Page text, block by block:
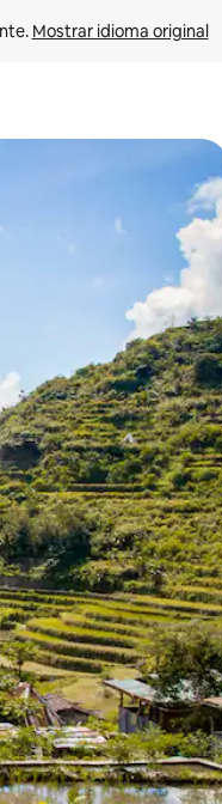
Mostrar idioma original
ou tocando e